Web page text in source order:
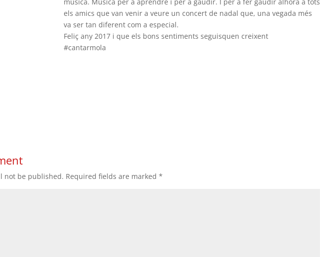
música. Música per a aprendre i per a gaudir. I per a fer gaudir alhora a tots
els amics que van venir a veure un concert de nadal que, una vegada més
va ser tan diferent com a especial.
Feliç any 2017 i que els bons sentiments seguisquen creixent
#cantarmola
not be published. Required fields are marked *